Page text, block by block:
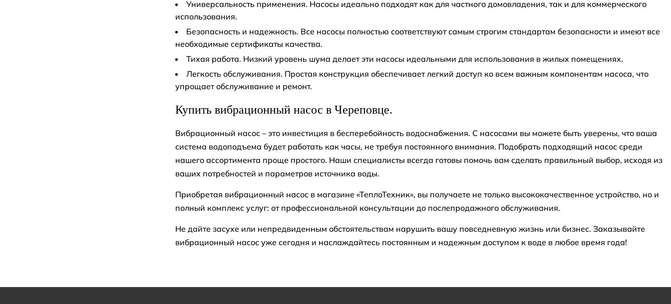
Универсальность применения. Насосы идеально подходят как для частного домовладения, так и для коммерческого
использования.
Безопасность и надежность. Все насосы полностью соответствуют самым строгим стандартам безопасности и имеют все
необходимые сертификаты качества.
Тихая работа. Низкий уровень шума делает эти насосы идеальными для использования в жилых помещениях.
Легкость обслуживания. Простая конструкция обеспечивает легкий доступ ко всем важным компонентам насоса, что
упрощает обслуживание и ремонт.
Купить вибрационный насос в Череповце.
Вибрационный насос – это инвестиция в бесперебойность водоснабжения. С насосами вы можете быть уверены, что ваша
система водоподъема будет работать как часы, не требуя постоянного внимания. Подобрать подходящий насос среди
нашего ассортимента проще простого. Наши специалисты всегда готовы помочь вам сделать правильный выбор, исходя из
ваших потребностей и параметров источника воды.
Приобретая вибрационный насос в магазине «ТеплоТехник», вы получаете не только высококачественное устройство, но и
полный комплекс услуг: от профессиональной консультации до послепродажного обслуживания.
Не дайте засухе или непредвиденным обстоятельствам нарушить вашу повседневную жизнь или бизнес. Заказывайте
вибрационный насос уже сегодня и наслаждайтесь постоянным и надежным доступом к воде в любое время года!